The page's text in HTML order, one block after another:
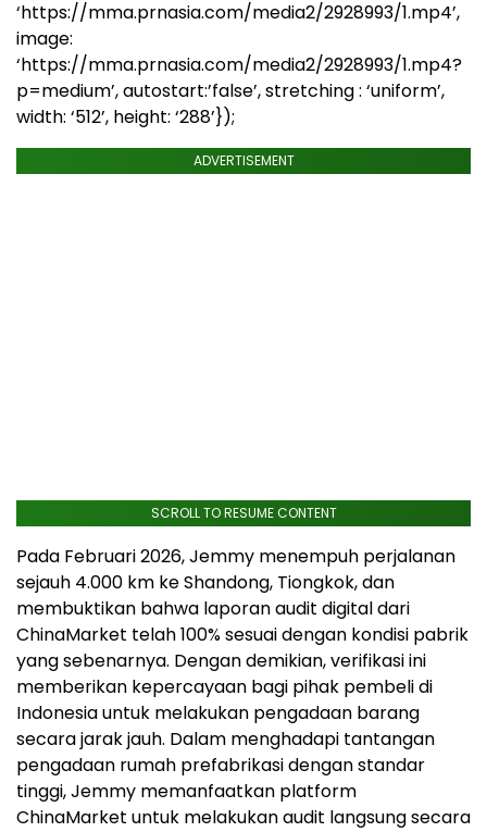
‘https://mma.prnasia.com/media2/2928993/1.mp4’,
image:
‘https://mma.prnasia.com/media2/2928993/1.mp4?
p=medium’, autostart:’false’, stretching : ‘uniform’,
width: ‘512’, height: ‘288’});
ADVERTISEMENT
SCROLL TO RESUME CONTENT
Pada Februari 2026, Jemmy menempuh perjalanan
sejauh 4.000 km ke Shandong, Tiongkok, dan
membuktikan bahwa laporan audit digital dari
ChinaMarket telah 100% sesuai dengan kondisi pabrik
yang sebenarnya. Dengan demikian, verifikasi ini
memberikan kepercayaan bagi pihak pembeli di
Indonesia untuk melakukan pengadaan barang
secara jarak jauh. Dalam menghadapi tantangan
pengadaan rumah prefabrikasi dengan standar
tinggi, Jemmy memanfaatkan platform
ChinaMarket untuk melakukan audit langsung secara